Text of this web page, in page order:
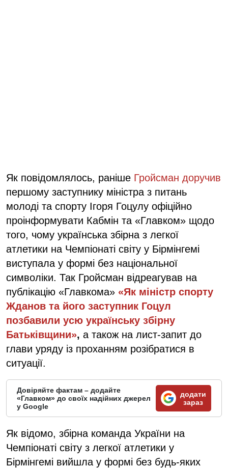
Як повідомлялось, раніше Гройсман доручив
першому заступнику міністра з питань
молоді та спорту Ігоря Гоцулу офіційно
проінформувати Кабмін та «Главком» щодо
того, чому українська збірна з легкої
атлетики на Чемпіонаті світу у Бірмінгемі
виступала у формі без національної
символіки. Так Гройсман відреагував на
публікацію «Главкома» «Як міністр спорту
Жданов та його заступник Гоцул
позбавили усю українську збірну
Батьківщини», а також на лист-запит до
глави уряду із проханням розібратися в
ситуації.
Довіряйте фактам – додайте
«Главком» до своїх надійних джерел
у Google
додати
зараз
Як відомо, збірна команда України на
Чемпіонаті світу з легкої атлетики у
Бірмінгемі вийшла у формі без будь-яких